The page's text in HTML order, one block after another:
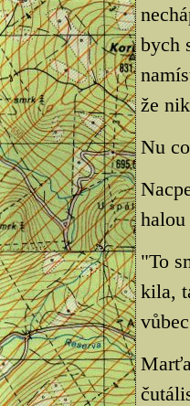
bych
že
Nu
"To
kila,